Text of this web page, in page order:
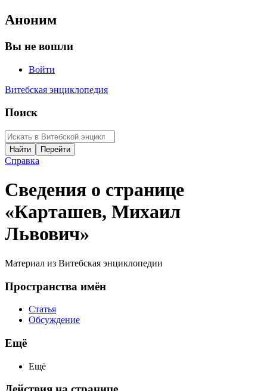
Аноним
Вы не вошли
Войти
Витебская энциклопедия
Поиск
Справка
Сведения о странице
«Карташев, Михаил
Львович»
Материал из Витебская энциклопедии
Пространства имён
Статья
Обсуждение
Ещё
Ещё